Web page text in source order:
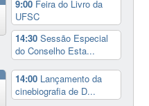
9:00 Feira do Livro da
UFSC
14:30Sessão Especial
do Conselho Esta...
14:00 Lançamento da
cinebiografia de D...